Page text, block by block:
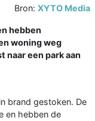
Bron: XYTO Media
hebben
woning weg
naar een park aan
brand gestoken. De
en hebben de